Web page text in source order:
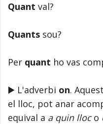
Quant val?
Quants sou?
Per quant ho vas
▶️ L'adverbi on.
el lloc, pot anar
equival a a quin lloco